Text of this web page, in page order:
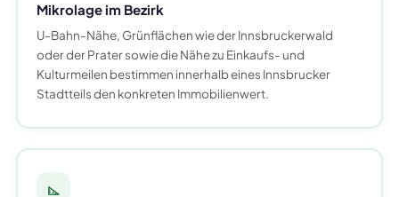
Mikrolage im Bezirk
U-Bahn-Nähe, Grünflächen wie der Innsbruckerwald
oder der Prater sowie die Nähe zu Einkaufs- und
Kulturmeilen bestimmen innerhalb eines Innsbrucker
Stadtteils den konkreten Immobilienwert.